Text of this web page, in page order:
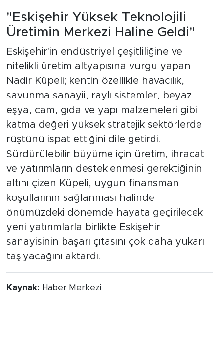
"Eskişehir Yüksek Teknolojili
Üretimin Merkezi Haline Geldi"
Eskişehir'in endüstriyel çeşitliliğine ve
nitelikli üretim altyapısına vurgu yapan
Nadir Küpeli; kentin özellikle havacılık,
savunma sanayii, raylı sistemler, beyaz
eşya, cam, gıda ve yapı malzemeleri gibi
katma değeri yüksek stratejik sektörlerde
rüştünü ispat ettiğini dile getirdi.
Sürdürülebilir büyüme için üretim, ihracat
ve yatırımların desteklenmesi gerektiğinin
altını çizen Küpeli, uygun finansman
koşullarının sağlanması halinde
önümüzdeki dönemde hayata geçirilecek
yeni yatırımlarla birlikte Eskişehir
sanayisinin başarı çıtasını çok daha yukarı
taşıyacağını aktardı.
Kaynak: Haber Merkezi